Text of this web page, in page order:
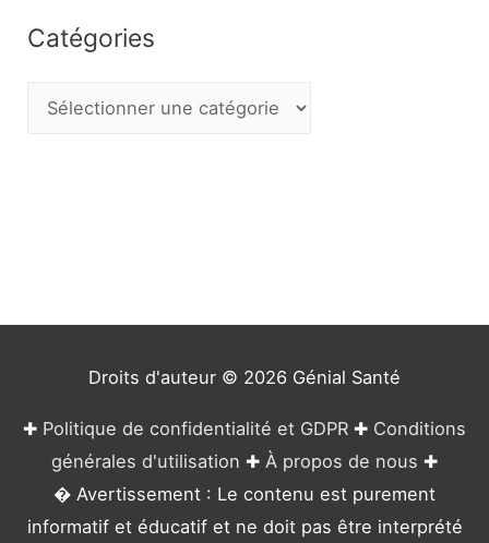
Catégories
Droits d'auteur © 2026 Génial Santé
✚ Politique de confidentialité et GDPR ✚ Conditions
générales d'utilisation ✚ À propos de nous ✚
� Avertissement : Le contenu est purement
informatif et éducatif et ne doit pas être interprété